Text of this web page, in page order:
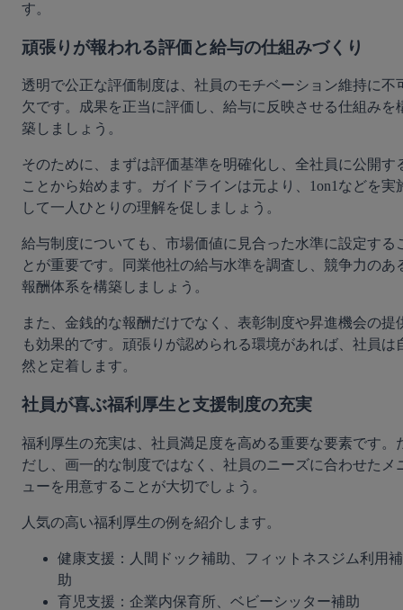
す。
頑張りが報われる評価と給与の仕組みづくり
透明で公正な評価制度は、社員のモチベーション維持に不
欠です。成果を正当に評価し、給与に反映させる仕組みを
築しましょう。
そのために、まずは評価基準を明確化し、全社員に公開す
ことから始めます。ガイドラインは元より、1on1などを実
して一人ひとりの理解を促しましょう。
給与制度についても、市場価値に見合った水準に設定する
とが重要です。同業他社の給与水準を調査し、競争力のあ
報酬体系を構築しましょう。
また、金銭的な報酬だけでなく、表彰制度や昇進機会の提
も効果的です。頑張りが認められる環境があれば、社員は
然と定着します。
社員が喜ぶ福利厚生と支援制度の充実
福利厚生の充実は、社員満足度を高める重要な要素です。
だし、画一的な制度ではなく、社員のニーズに合わせたメ
ューを用意することが大切でしょう。
人気の高い福利厚生の例を紹介します。
健康支援：人間ドック補助、フィットネスジム利用補
助
育児支援：企業内保育所、ベビーシッター補助